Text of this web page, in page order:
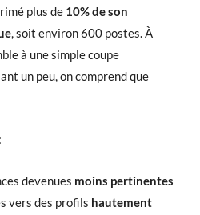
plus de 10% de son
, soit environ 600 postes. À
à une simple coupe
un peu, on comprend que
devenues moins pertinentes
vers des profils hautement